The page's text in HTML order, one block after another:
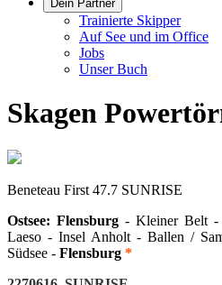
Dein Partner
Trainierte Skipper
Auf See und im Office
Jobs
Unser Buch
Skagen
Beneteau First 47.7 SUNRISE
Ostsee: Flensburg- Kleiner Belt -
Laeso - Insel Anholt - Ballen /
Südsee - Flensburg *